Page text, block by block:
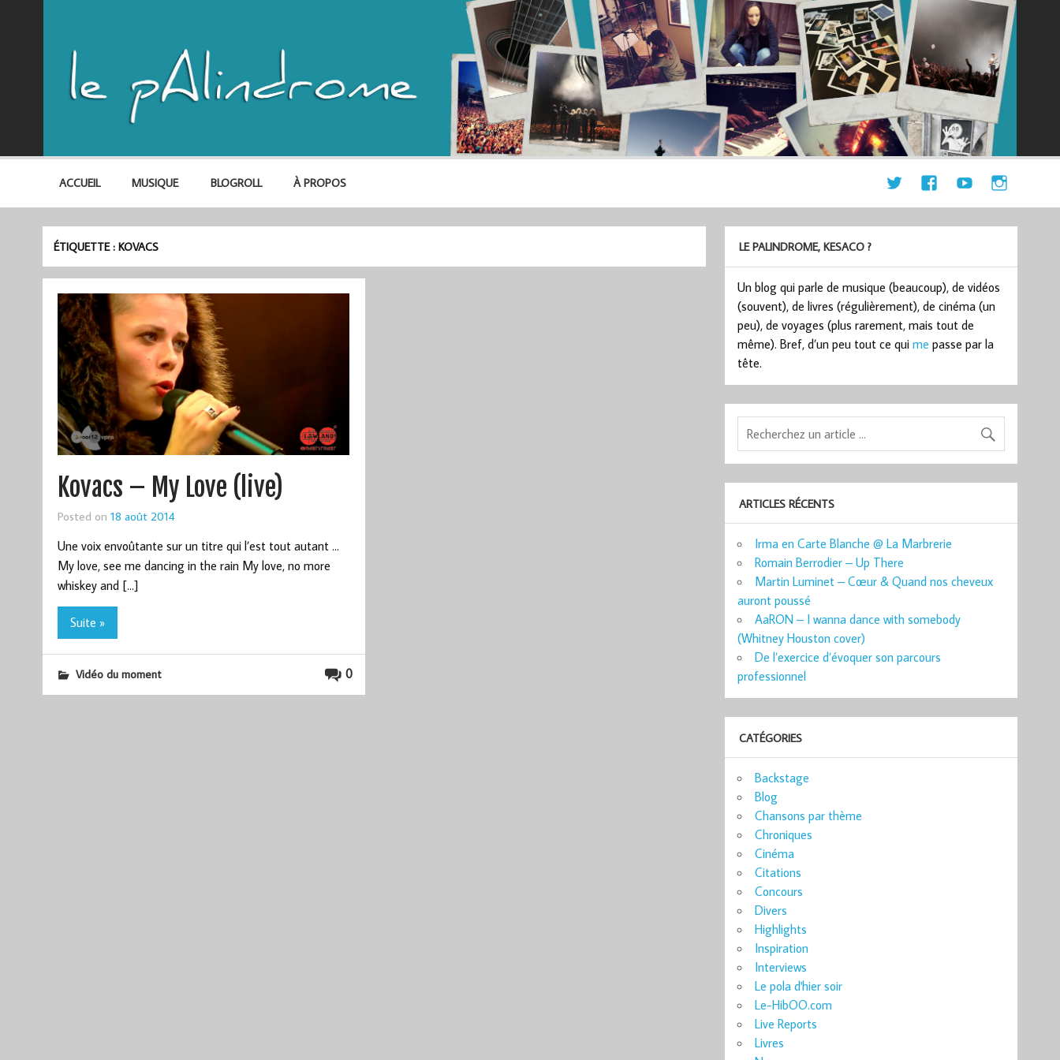
ACCUEIL MUSIQUE BLOGROLL À PROPOS
ÉTIQUETTE :KOVACS
Kovacs – My Love (live)
Posted on 18 août 2014
Une voix envoûtante sur un titre qui l’est tout autant …
My love, see me dancing in the rain My love, no more
whiskey and […]
Suite »
0
Vidéo du moment
LE PALINDROME, KESACO ?
Un blog qui parle de musique (beaucoup), de vidéos
(souvent), de livres (régulièrement), de cinéma (un
peu), de voyages (plus rarement, mais tout de
même). Bref, d’un peu tout ce quime passe par la
tête.
ARTICLES RÉCENTS
Irma en Carte Blanche @ La Marbrerie
Romain Berrodier – Up There
Martin Luminet – Cœur & Quand nos cheveux
auront poussé
AaRON – I wanna dance with somebody
(Whitney Houston cover)
De l’exercice d’évoquer son parcours
professionnel
CATÉGORIES
Backstage
Blog
Chansons par thème
Chroniques
Cinéma
Citations
Concours
Divers
Highlights
Inspiration
Interviews
Le pola d'hier soir
Le-HibOO.com
Live Reports
Livres